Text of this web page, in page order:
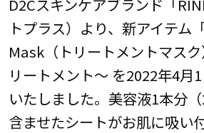
トプラス）より、新アイテ
Mask（トリートメントマス
リートメント～ を2022年4月
いたしました。美容液1本分
含ませたシートがお肌に吸い